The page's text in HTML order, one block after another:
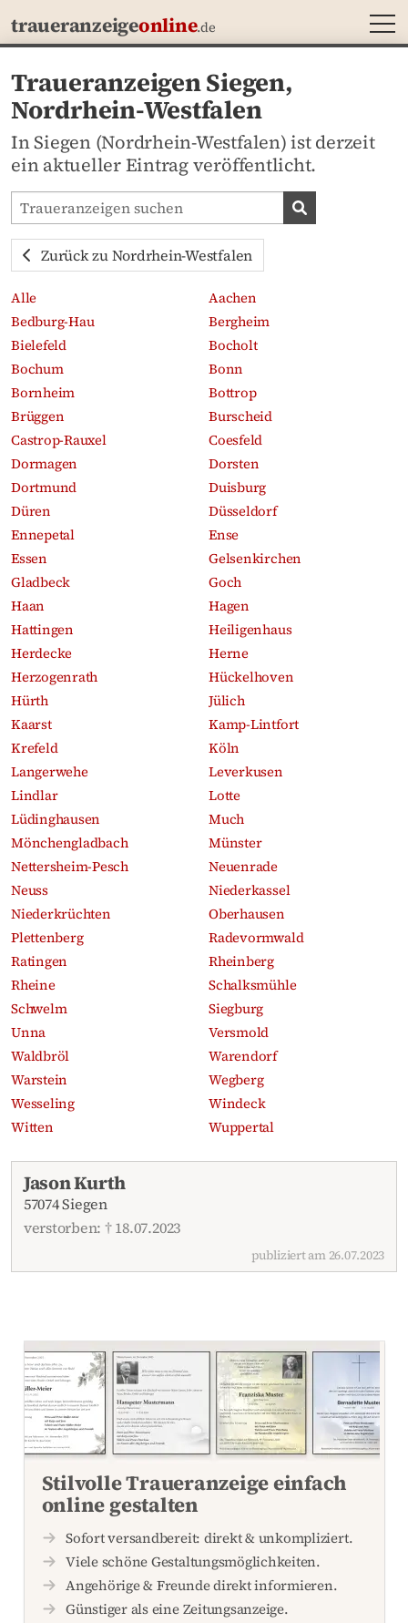
traueranzeigeonline.de
Traueranzeigen Siegen,
Nordrhein-Westfalen
In Siegen (Nordrhein-Westfalen) ist derzeit
ein aktueller Eintrag veröffentlicht.
Traueranzeigen-Portal durchsuchen
Zurück zu Nordrhein-Westfalen
Alle
Aachen
Bedburg-Hau
Bergheim
Bielefeld
Bocholt
Bochum
Bonn
Bornheim
Bottrop
Brüggen
Burscheid
Castrop-Rauxel
Coesfeld
Dormagen
Dorsten
Dortmund
Duisburg
Düren
Düsseldorf
Ennepetal
Ense
Essen
Gelsenkirchen
Gladbeck
Goch
Haan
Hagen
Hattingen
Heiligenhaus
Herdecke
Herne
Herzogenrath
Hückelhoven
Hürth
Jülich
Kaarst
Kamp-Lintfort
Krefeld
Köln
Langerwehe
Leverkusen
Lindlar
Lotte
Lüdinghausen
Much
Mönchengladbach
Münster
Nettersheim-Pesch
Neuenrade
Neuss
Niederkassel
Niederkrüchten
Oberhausen
Plettenberg
Radevormwald
Ratingen
Rheinberg
Rheine
Schalksmühle
Schwelm
Siegburg
Unna
Versmold
Waldbröl
Warendorf
Warstein
Wegberg
Wesseling
Windeck
Witten
Wuppertal
Aktuelle Traueranzeigen
Jason Kurth
57074 Siegen
verstorben: † 18.07.2023
publiziert am 26.07.2023
Stilvolle Traueranzeige einfach
online gestalten
Sofort versandbereit: direkt & unkompliziert.
Viele schöne Gestaltungsmöglichkeiten.
Angehörige & Freunde direkt informieren.
Günstiger als eine Zeitungsanzeige.